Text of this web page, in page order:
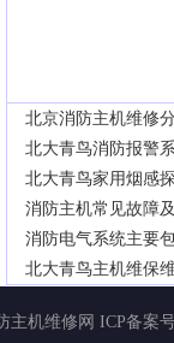
北京消防主机维修
北大青鸟消防报警
北大青鸟家用烟感
消防主机常见故障
消防电气系统主要
北大青鸟主机维保
主机维修网 ICP备案